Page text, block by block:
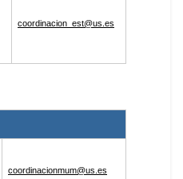
coordinacion_est@us.es
coordinacionmum@us.es